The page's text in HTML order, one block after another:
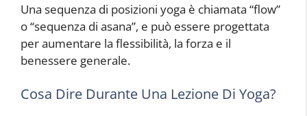
Una sequenza di posizioni yoga è chiamata “flow”
o “sequenza di asana”, e può essere progettata
per aumentare la flessibilità, la forza e il
benessere generale.
Cosa Dire Durante Una Lezione Di Yoga?